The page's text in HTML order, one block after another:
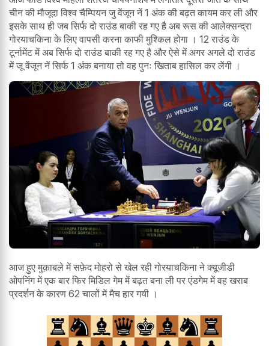
चीन की मौजूदा विश्व चैम्पियन जु वेंजून नें 1 अंक की बढ़त कायम कर ली और
इसके साथ ही जब सिर्फ दो राउंड बाकी रह गए है अब रूस की आलेक्सन्द्रा
गोरयाचकिना के लिए वापसी करना काफी मुश्किल होगा । 12 राउंड के
टूर्नामेंट में अब सिर्फ दो राउंड बाकी रह गए है और ऐसे में अगर अगले दो राउंड
में जू वेंजून नें सिर्फ 1 अंक बनाया तो वह पुनः खिताब हासिल कर लेंगी ।
आज हुए मुक़ाबले में सफ़ेद मोहरो से खेल रही गोरयाचकिना ने क्यूजीडी
ओपनिंग में एक बार फिर मिडिल गेम में बढ़त बना ली पर एंडगेम में वह खराब
प्रदर्शन के कारण 62 चालों में मैच हार गयी ।